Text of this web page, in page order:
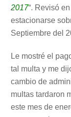
2017“. Revisó
estacionarse
Septiembre del
Le mostré el
tal multa y me
cambio de
multas tardaron
este mes de